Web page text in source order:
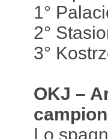
1°
2°
3°
OKJ –
Lo